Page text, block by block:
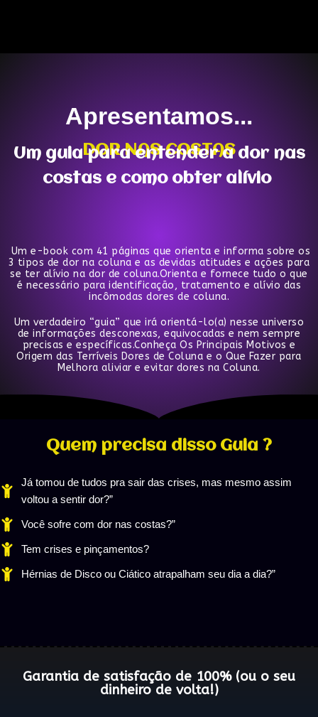
Apresentamos...
DOR NAS COSTAS
Um guia para entender a dor nas
costas e como obter alívio
Um e-book com 41 páginas que orienta e informa sobre os
3 tipos de dor na coluna e as devidas atitudes e ações para
se ter alívio na dor de coluna.Orienta e fornece tudo o que
é necessário para identificação, tratamento e alívio das
incômodas dores de coluna.
Um verdadeiro “guia” que irá orientá-lo(a) nesse universo
de informações desconexas, equivocadas e nem sempre
precisas e específicas.Conheça Os Principais Motivos e
Origem das Terríveis Dores de Coluna e o Que Fazer para
Melhora aliviar e evitar dores na Coluna.
Quem precisa disso Guia ?
Já tomou de tudos pra sair das crises, mas mesmo assim
voltou a sentir dor?”
Você sofre com dor nas costas?”
Tem crises e pinçamentos?
Hérnias de Disco ou Ciático atrapalham seu dia a dia?”
Garantia de satisfação de 100% (ou o seu
dinheiro de volta!)